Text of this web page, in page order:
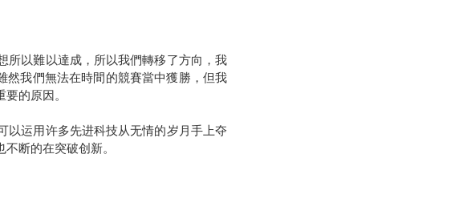
所以難以達成，所以我們轉移了方向，我
然我們無法在時間的競賽當中獲勝，但我
的原因。
以运用许多先进科技从无情的岁月手上夺
断的在突破创新。